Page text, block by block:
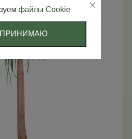
файлы Cookie
ПРИНИМАЮ